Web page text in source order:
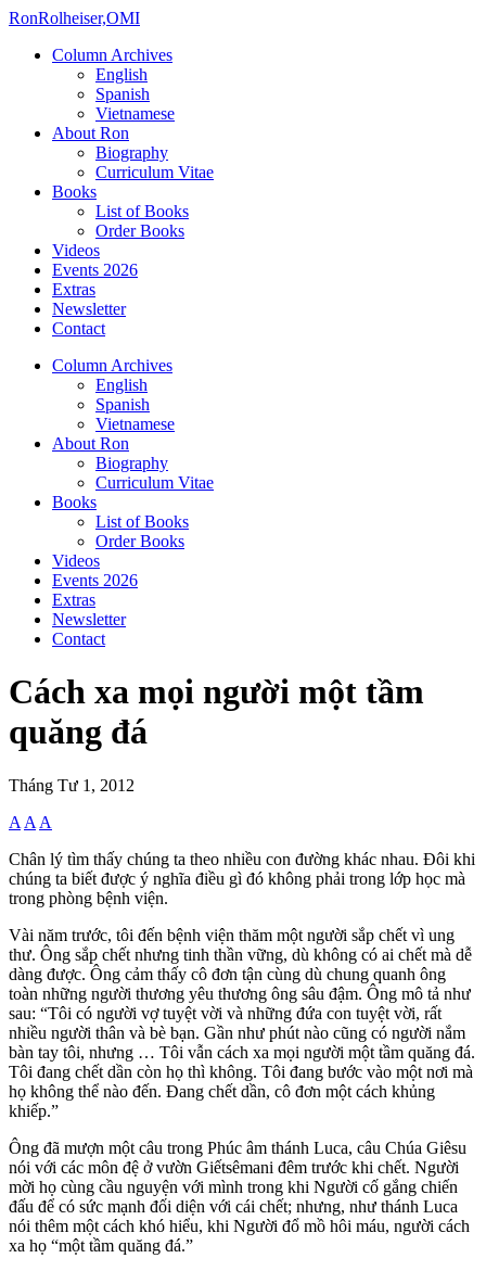
RonRolheiser,OMI
Column Archives
English
Spanish
Vietnamese
About Ron
Biography
Curriculum Vitae
Books
List of Books
Order Books
Videos
Events 2026
Extras
Newsletter
Contact
Column Archives
English
Spanish
Vietnamese
About Ron
Biography
Curriculum Vitae
Books
List of Books
Order Books
Videos
Events 2026
Extras
Newsletter
Contact
Cách xa mọi người một tầm
quăng đá
Tháng Tư 1, 2012
A A A
Chân lý tìm thấy chúng ta theo nhiều con đường khác nhau. Đôi khi
chúng ta biết được ý nghĩa điều gì đó không phải trong lớp học mà
trong phòng bệnh viện.
Vài năm trước, tôi đến bệnh viện thăm một người sắp chết vì ung
thư. Ông sắp chết nhưng tinh thần vững, dù không có ai chết mà dễ
dàng được. Ông cảm thấy cô đơn tận cùng dù chung quanh ông
toàn những người thương yêu thương ông sâu đậm. Ông mô tả như
sau: “Tôi có người vợ tuyệt vời và những đứa con tuyệt vời, rất
nhiều người thân và bè bạn. Gần như phút nào cũng có người nắm
bàn tay tôi, nhưng … Tôi vẫn cách xa mọi người một tầm quăng đá.
Tôi đang chết dần còn họ thì không. Tôi đang bước vào một nơi mà
họ không thể nào đến. Đang chết dần, cô đơn một cách khủng
khiếp.”
Ông đã mượn một câu trong Phúc âm thánh Luca, câu Chúa Giêsu
nói với các môn đệ ở vườn Giếtsêmani đêm trước khi chết. Người
mời họ cùng cầu nguyện với mình trong khi Người cố gắng chiến
đấu để có sức mạnh đối diện với cái chết; nhưng, như thánh Luca
nói thêm một cách khó hiểu, khi Người đổ mồ hôi máu, người cách
xa họ “một tầm quăng đá.”